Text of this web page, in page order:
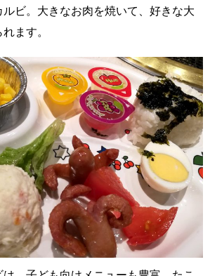
ビ。大きなお肉を焼いて、好きな大
ます。